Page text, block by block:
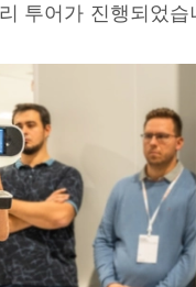
투어가 진행되었습